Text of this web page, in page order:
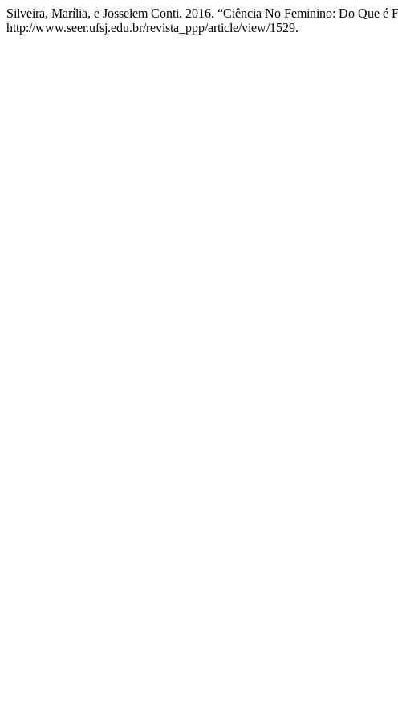
Silveira, Marília, e Josselem Conti. 2016. “Ciência No Feminino: Do Que é
http://www.seer.ufsj.edu.br/revista_ppp/article/view/1529.